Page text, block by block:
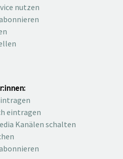
nutzen
eintragen
Kanälen schalten